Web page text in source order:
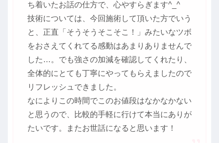
ち着いたお話の仕方で、心やすらぎます^_^
技術については、今回施術して頂いた方でいう
と、正直「そうそうそこそこ！」みたいなツボ
をおさえてくれてる感動はあまりありませんで
した…。でも強さの加減を確認してくれたり、
全体的にとても丁寧にやってもらえましたので
リフレッシュできました。
なによりこの時間でこのお値段はなかなかない
と思うので、比較的手軽に行けて本当にありが
たいです。またお世話になると思います！